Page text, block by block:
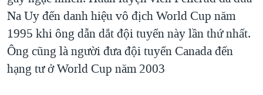
Na Uy đến danh hiệu vô địch World Cup năm
1995 khi ông dẫn dắt đội tuyển này lần thứ nhất.
Ông cũng là người đưa đội tuyển Canada đến
hạng tư ở World Cup năm 2003